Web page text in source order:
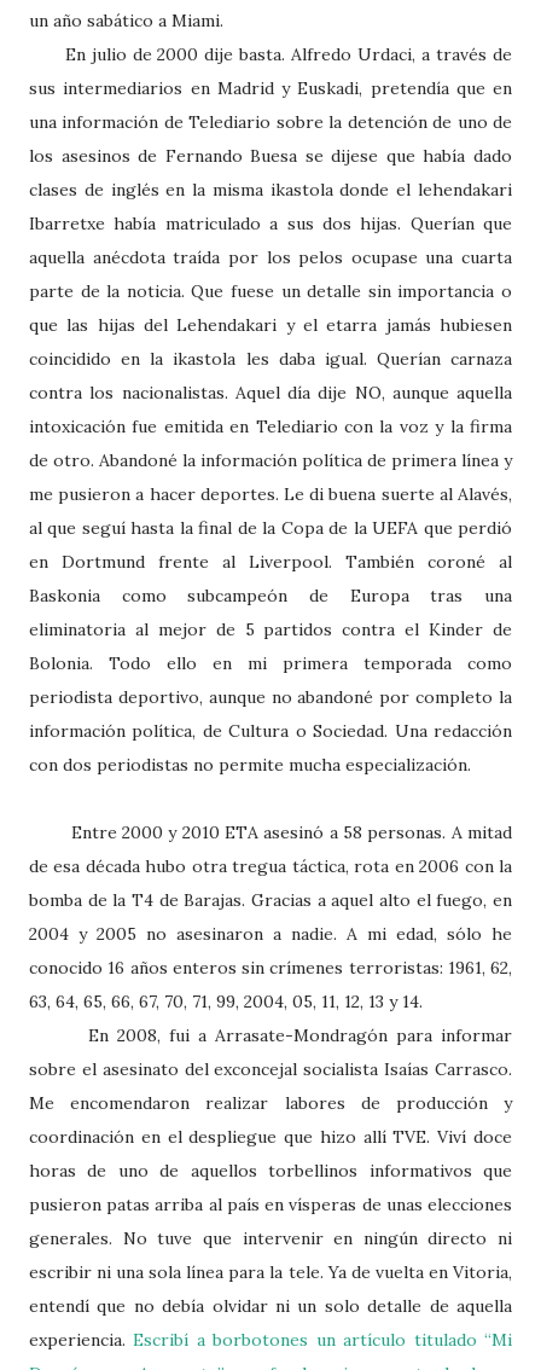
un año sabático a Miami.
En julio de 2000 dije basta. Alfredo Urdaci, a través de
sus intermediarios en Madrid y Euskadi, pretendía que en
una información de Telediario sobre la detención de uno de
los asesinos de Fernando Buesa se dijese que había dado
clases de inglés en la misma ikastola donde el lehendakari
Ibarretxe había matriculado a sus dos hijas. Querían que
aquella anécdota traída por los pelos ocupase una cuarta
parte de la noticia. Que fuese un detalle sin importancia o
que las hijas del Lehendakari y el etarra jamás hubiesen
coincidido en la ikastola les daba igual. Querían carnaza
contra los nacionalistas. Aquel día dije NO, aunque aquella
intoxicación fue emitida en Telediario con la voz y la firma
de otro. Abandoné la información política de primera línea y
me pusieron a hacer deportes. Le di buena suerte al Alavés,
al que seguí hasta la final de la Copa de la UEFA que perdió
en Dortmund frente al Liverpool. También coroné al
Baskonia como subcampeón de Europa tras una
eliminatoria al mejor de 5 partidos contra el Kinder de
Bolonia. Todo ello en mi primera temporada como
periodista deportivo, aunque no abandoné por completo la
información política, de Cultura o Sociedad. Una redacción
con dos periodistas no permite mucha especialización.
Entre 2000 y 2010 ETA asesinó a 58 personas. A mitad
de esa década hubo otra tregua táctica, rota en 2006 con la
bomba de la T4 de Barajas. Gracias a aquel alto el fuego, en
2004 y 2005 no asesinaron a nadie. A mi edad, sólo he
conocido 16 años enteros sin crímenes terroristas: 1961, 62,
63, 64, 65, 66, 67, 70, 71, 99, 2004, 05, 11, 12, 13 y 14.
En 2008, fui a Arrasate-Mondragón para informar
sobre el asesinato del exconcejal socialista Isaías Carrasco.
Me encomendaron realizar labores de producción y
coordinación en el despliegue que hizo allí TVE. Viví doce
horas de uno de aquellos torbellinos informativos que
pusieron patas arriba al país en vísperas de unas elecciones
generales. No tuve que intervenir en ningún directo ni
escribir ni una sola línea para la tele. Ya de vuelta en Vitoria,
entendí que no debía olvidar ni un solo detalle de aquella
experiencia.Escribí a borbotones un artículo titulado “Mi